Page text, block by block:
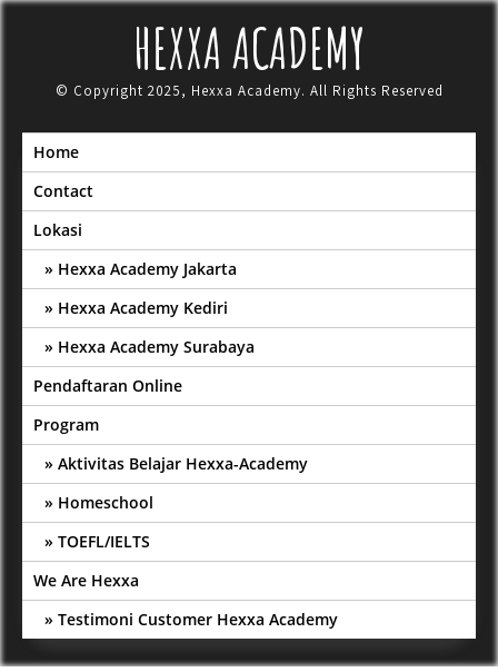
Skip
HEXXA ACADEMY
© Copyright 2025, Hexxa Academy. All Rights Reserved
Home
Contact
Lokasi
Hexxa Academy Jakarta
Hexxa Academy Kediri
Hexxa Academy Surabaya
Pendaftaran Online
Program
Aktivitas Belajar Hexxa-Academy
Homeschool
TOEFL/IELTS
We Are Hexxa
Testimoni Customer Hexxa Academy